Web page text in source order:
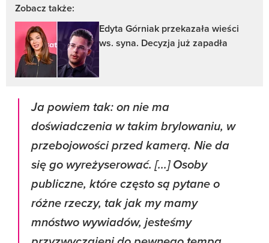
Zobacz także:
Edyta Górniak przekazała wieści
ws. syna. Decyzja już zapadła
Ja powiem tak: on nie ma
doświadczenia w takim brylowaniu, w
przebojowości przed kamerą. Nie da
się go wyreżyserować. [...] Osoby
publiczne, które często są pytane o
różne rzeczy, tak jak my mamy
mnóstwo wywiadów, jesteśmy